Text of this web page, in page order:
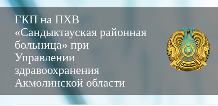
ГКП на ПХВ
«Сандыктауская районная
больница» при
Управлении
здравоохранения
Акмолинской области